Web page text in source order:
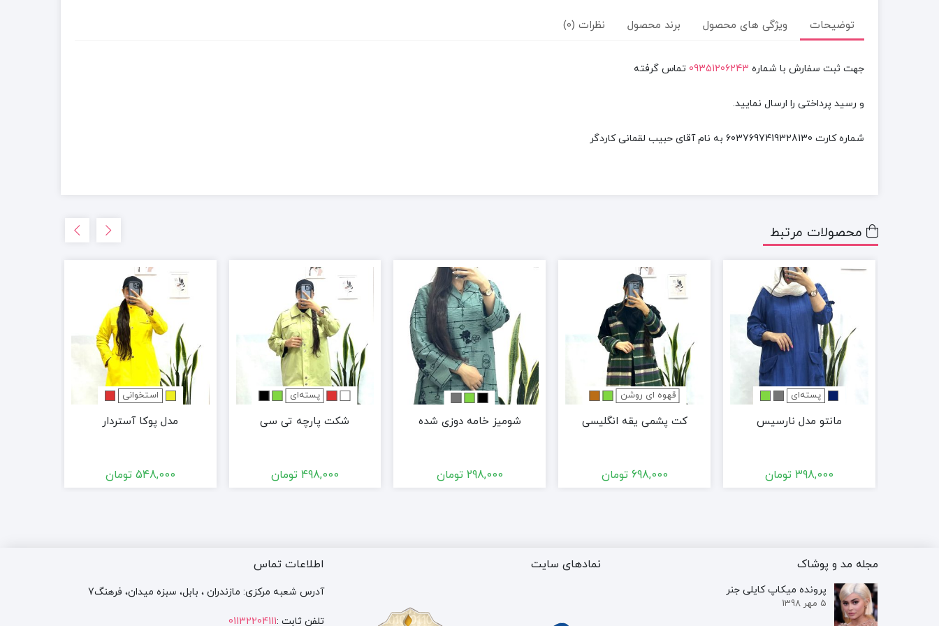
توضیحات ویژگی های محصول برند محصول نظرات (0)
جهت ثبت سفارش با شماره 09351206243 تماس گرفته
و رسید پرداختی را ارسال نمایید.
شماره کارت 6037697419328130 به نام آقای حبیب لقمانی کاردگر
محصولات مرتبط
پسته‌ای
مانتو مدل نارسیس
398,000 تومان
قهوه ای روشن
کت پشمی یقه انگلیسی
698,000 تومان
شومیز خامه دوزی شده
298,000 تومان
پسته‌ای
شکت پارچه تی سی
498,000 تومان
استخوانی
مدل پوکا آستردار
548,000 تومان
مجله مد و پوشاک
پرونده‌ میکاپ کایلی جنر
5 مهر 1398
نمادهای سایت اطلاعات تماس
آدرس شعبه مرکزی: مازندران ، بابل، سبزه میدان، فرهنگ7
تلفن ثابت :01132204111